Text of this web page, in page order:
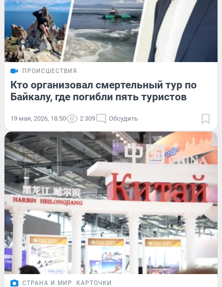
ПРОИСШЕСТВИЯ
Кто организовал смертельный тур по
Байкалу, где погибли пять туристов
19 мая, 2026, 18:50 2 309 Обсудить
СТРАНА И МИР КАРТОЧКИ